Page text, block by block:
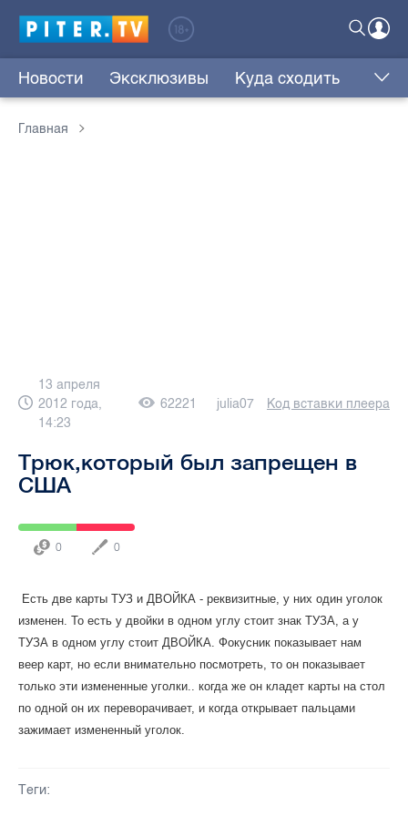
Новости Эксклюзивы Куда сходить
Главная
13 апреля
2012 года,
14:23
62221 julia07 Код вставки плеера
Трюк,который был запрещен в
США
0 0
Есть две карты ТУЗ и ДВОЙКА - реквизитные, у них один уголок
изменен. То есть у двойки в одном углу стоит знак ТУЗА, а у
ТУЗА в одном углу стоит ДВОЙКА. Фокусник показывает нам
веер карт, но если внимательно посмотреть, то он показывает
только эти измененные уголки.. когда же он кладет карты на стол
по одной он их переворачивает, и когда открывает пальцами
зажимает измененный уголок.
Теги: